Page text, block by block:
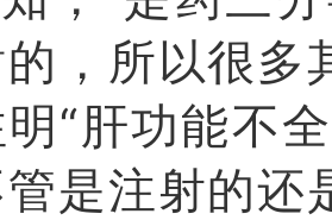
，所以很多
“肝功能不
是注射的还